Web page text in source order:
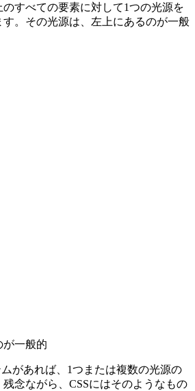
のすべての要素に対して1つの光源を
す。その光源は、左上にあるのが一般
が一般的
があれば、1つまたは複数の光源の
念ながら、CSSにはそのようなもの